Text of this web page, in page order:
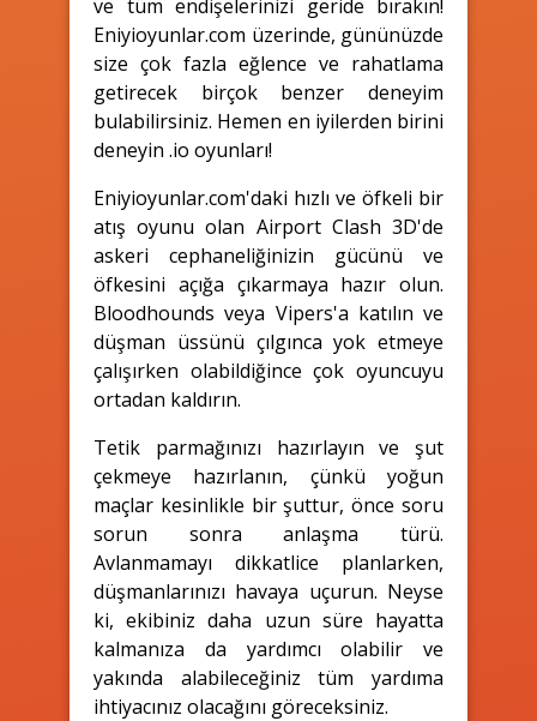
ve tüm endişelerinizi geride bırakın!
Eniyioyunlar.com üzerinde, gününüzde
size çok fazla eğlence ve rahatlama
getirecek birçok benzer deneyim
bulabilirsiniz. Hemen en iyilerden birini
deneyin .io oyunları!
Eniyioyunlar.com'daki hızlı ve öfkeli bir
atış oyunu olan Airport Clash 3D'de
askeri cephaneliğinizin gücünü ve
öfkesini açığa çıkarmaya hazır olun.
Bloodhounds veya Vipers'a katılın ve
düşman üssünü çılgınca yok etmeye
çalışırken olabildiğince çok oyuncuyu
ortadan kaldırın.
Tetik parmağınızı hazırlayın ve şut
çekmeye hazırlanın, çünkü yoğun
maçlar kesinlikle bir şuttur, önce soru
sorun sonra anlaşma türü.
Avlanmamayı dikkatlice planlarken,
düşmanlarınızı havaya uçurun. Neyse
ki, ekibiniz daha uzun süre hayatta
kalmanıza da yardımcı olabilir ve
yakında alabileceğiniz tüm yardıma
ihtiyacınız olacağını göreceksiniz.